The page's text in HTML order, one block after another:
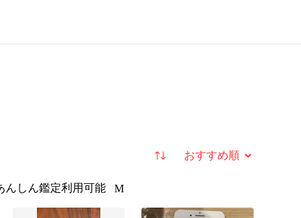
並び替え
んしん鑑定利用可能 M